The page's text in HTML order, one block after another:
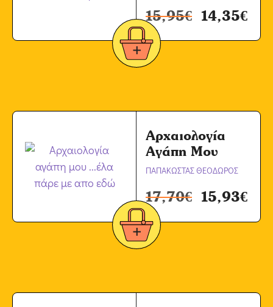
15,95€ 14,35€
Αρχαιολογία
Αγάπη Μου
ΠΑΠΑΚΩΣΤΑΣ ΘΕΟΔΩΡΟΣ
17,70€ 15,93€